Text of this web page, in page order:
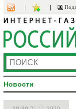
Новости